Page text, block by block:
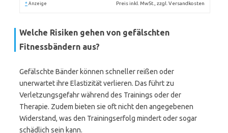
* Anzeige Preis inkl. MwSt., zzgl. Versandkosten
Welche Risiken gehen von gefälschten
Fitnessbändern aus?
Gefälschte Bänder können schneller reißen oder
unerwartet ihre Elastizität verlieren. Das führt zu
Verletzungsgefahr während des Trainings oder der
Therapie. Zudem bieten sie oft nicht den angegebenen
Widerstand, was den Trainingserfolg mindert oder sogar
schädlich sein kann.